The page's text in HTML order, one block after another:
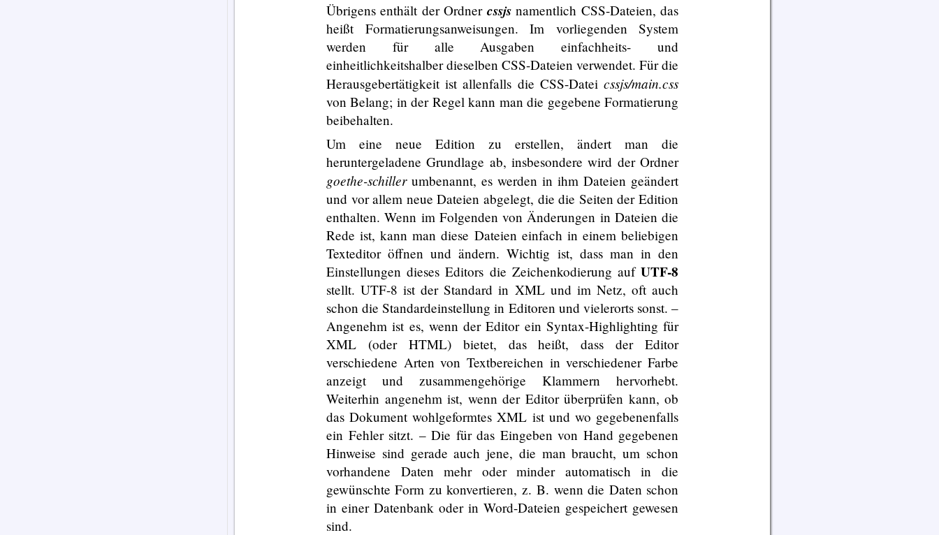
Übrigens enthält der Ordner cssjsnamentlich CSS-Dateien, das
heißt Formatierungsanweisungen. Im vorliegenden System
werden für alle Ausgaben einfachheits- und
einheitlichkeitshalber dieselben CSS-Dateien verwendet. Für die
Herausgebertätigkeit ist allenfalls die CSS-Dateicssjs/main.css
von Belang; in der Regel kann man die gegebene Formatierung
beibehalten.
Um eine neue Edition zu erstellen, ändert man die
heruntergeladene Grundlage ab, insbesondere wird der Ordner
goethe-schillerumbenannt, es werden in ihm Dateien geändert
und vor allem neue Dateien abgelegt, die die Seiten der Edition
enthalten. Wenn im Folgenden von Änderungen in Dateien die
Rede ist, kann man diese Dateien einfach in einem beliebigen
Texteditor öffnen und ändern. Wichtig ist, dass man in den
Einstellungen dieses Editors die Zeichenkodierung aufUTF-8
stellt. UTF-8 ist der Standard in XML und im Netz, oft auch
schon die Standardeinstellung in Editoren und vielerorts sonst. –
Angenehm ist es, wenn der Editor ein Syntax-Highlighting für
XML (oder HTML) bietet, das heißt, dass der Editor
verschiedene Arten von Textbereichen in verschiedener Farbe
anzeigt und zusammengehörige Klammern hervorhebt.
Weiterhin angenehm ist, wenn der Editor überprüfen kann, ob
das Dokument wohlgeformtes XML ist und wo gegebenenfalls
ein Fehler sitzt. – Die für das Eingeben von Hand gegebenen
Hinweise sind gerade auch jene, die man braucht, um schon
vorhandene Daten mehr oder minder automatisch in die
gewünschte Form zu konvertieren, z. B. wenn die Daten schon
in einer Datenbank oder in Word-Dateien gespeichert gewesen
sind.